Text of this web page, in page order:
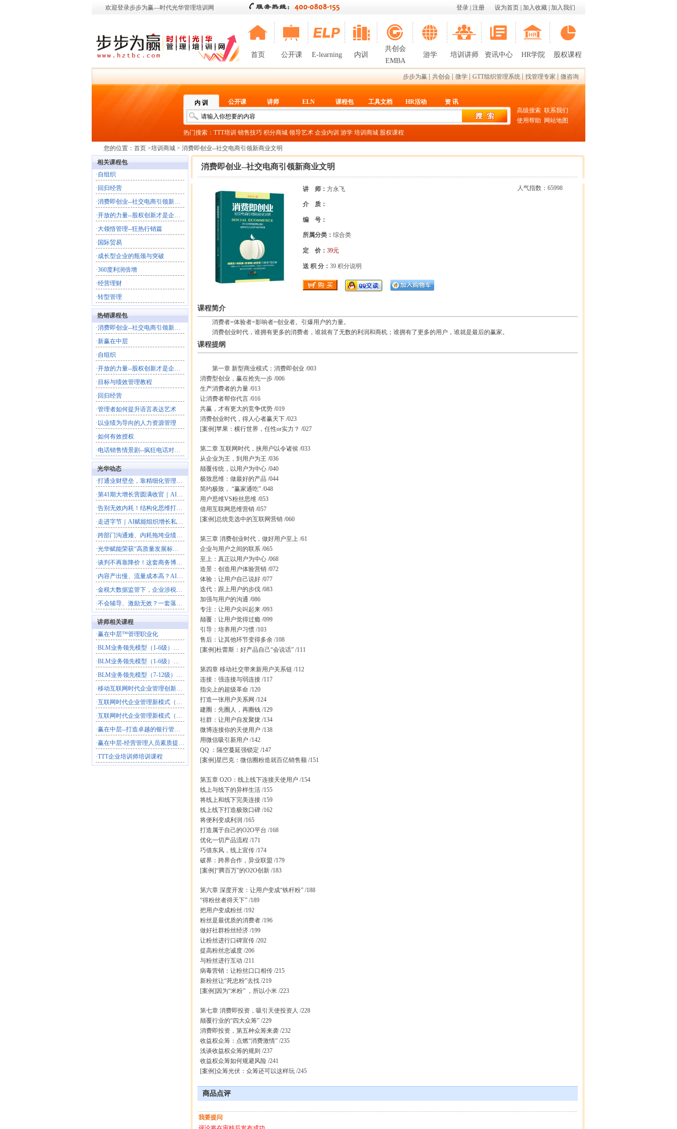
欢迎登录步步为赢—时代光华管理培训网 设为首页 加入收藏 加入我们
登录 注册
首页 公开课 E-learning 内训
共创会
EMBA
游学 培训讲师 资讯中心 HR学院 股权课程
步步为赢 共创会 微学 GTT组织管理系统 找管理专家 微咨询
内 训 公开课 讲师 ELN 课程包 工具文档 HR活动 资 讯
热门搜索： TTT培训 销售技巧 积分商城 领导艺术 企业内训 游学 培训商城 股权课程
高级搜索 联系我们
使用帮助
网站地图
您的位置： 首页 >培训商城 > 消费即创业--社交电商引领新商业文明
相关课程包
·自组织
· 回归经营
·消费即创业--社交电商引领新商业文明
·开放的力量--股权创新才是企业的终极共创
·大领悟管理--狂热行销篇
· 国际贸易
·成长型企业的瓶颈与突破
·360度利润倍增
·经营理财
·转型管理
热销课程包
·消费即创业--社交电商引领新商业文明
·新赢在中层
·自组织
·开放的力量--股权创新才是企业的终极共创
· 目标与绩效管理教程
· 回归经营
·管理者如何提升语言表达艺术
· 以业绩为导向的人力资源管理
·如何有效授权
·电话销售情景剧--疯狂电话对对碰
光华动态
·打通业财壁垒，靠精细化管理放大利润
·第41期大增长营圆满收官｜AI落地+科学经营双引擎，解锁
·告别无效内耗！结构化思维打造高效解题团队
·走进字节｜AI赋能组织增长私享会圆满落幕，解锁结构性增长
·跨部门沟通难、内耗拖垮业绩？这场沙盘课教你打通跨部门协作
·光华赋能荣获“高质量发展标杆型企业”
·谈判不再靠降价！这套商务博弈法，直接拿下大客户
·内容产出慢、流量成本高？AI一站式搭建自动化营销体系
·金税大数据监管下，企业涉税风险如何破局？
·不会辅导、激励无效？一套落地方法打造高绩效团队
讲师相关课程
·赢在中层™管理职业化
·BLM业务领先模型（1-6级）：企业战略落地与商业模式创
·BLM业务领先模型（1-6级）：企业战略落地与商业模式创
·BLM业务领先模型（7-12级）：战略——组织——执行（
·移动互联网时代企业管理创新（半天）
·互联网时代企业管理新模式（2天）
·互联网时代企业管理新模式（1天）
·赢在中层--打造卓越的银行管理团队
·赢在中层-经营管理人员素质提升必修课程
·TTT企业培训师培训课程
消费即创业--社交电商引领新商业文明
讲 师： 方永飞 人气指数：65998
介 质：
编 号：
所属分类： 综合类
定 价： 39元
送 积 分： 39 积分说明
课程简介
消费者=体验者=影响者=创业者。引爆用户的力量。
消费创业时代，谁拥有更多的消费者，谁就有了无数的利润和商机；谁拥有了更多的用户，谁就是最后的赢家。
课程提纲
第一章 新型商业模式：消费即创业 /003
消费型创业，赢在抢先一步 /006
生产消费者的力量 /013
让消费者帮你代言 /016
共赢，才有更大的竞争优势 /019
消费创业时代，得人心者赢天下 /023
[案例]苹果：横行世界，任性or实力？ /027
第二章 互联网时代，挟用户以令诸侯 /033
从企业为王，到用户为王 /036
颠覆传统，以用户为中心 /040
极致思维：做最好的产品 /044
简约极致， “赢家通吃” /048
用户思维VS粉丝思维 /053
借用互联网思维营销 /057
[案例]总统竞选中的互联网营销 /060
第三章 消费创业时代，做好用户至上 /61
企业与用户之间的联系 /065
至上：真正以用户为中心 /068
造景：创造用户体验营销 /072
体验：让用户自己说好 /077
迭代：跟上用户的步伐 /083
加强与用户的沟通 /086
专注：让用户尖叫起来 /093
颠覆：让用户觉得过瘾 /099
引导：培养用户习惯 /103
售后：让其他环节变得多余 /108
[案例]杜蕾斯：好产品自己“会说话” /111
第四章 移动社交带来新用户关系链 /112
连接：强连接与弱连接 /117
指尖上的超级革命 /120
打造一张用户关系网 /124
建圈：先圈人，再圈钱 /129
社群：让用户自发聚拢 /134
微博连接你的天使用户 /138
用微信吸引新用户 /142
QQ ：隔空蔓延强锁定 /147
[案例]星巴克：微信圈粉造就百亿销售额 /151
第五章 O2O：线上线下连接天使用户 /154
线上与线下的异样生活 /155
将线上和线下完美连接 /159
线上线下打造极致口碑 /162
将便利变成利润 /165
打造属于自己的O2O平台 /168
优化一切产品流程 /171
巧借东风，线上宣传 /174
破界：跨界合作，异业联盟 /179
[案例]“腾百万”的O2O创新 /183
第六章 深度开发：让用户变成“铁杆粉” /188
“得粉丝者得天下” /189
把用户变成粉丝 /192
粉丝是最优质的消费者 /196
做好社群粉丝经济 /199
让粉丝进行口碑宣传 /202
提高粉丝忠诚度 /206
与粉丝进行互动 /211
病毒营销：让粉丝口口相传 /215
新粉丝让“死忠粉”去找 /219
[案例]因为“米粉” ，所以小米 /223
第七章 消费即投资，吸引天使投资人 /228
颠覆行业的“四大众筹” /229
消费即投资，第五种众筹来袭 /232
收益权众筹：点燃“消费激情” /235
浅谈收益权众筹的规则 /237
收益权众筹如何规避风险 /241
[案例]众筹光伏：众筹还可以这样玩 /245
商品点评
我要提问